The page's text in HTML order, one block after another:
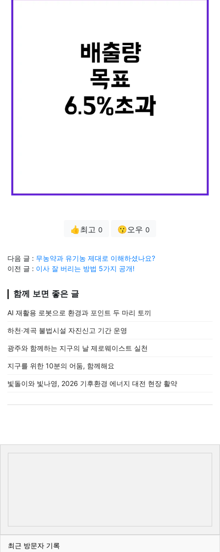
👍최고 0 😗오우 0
다음 글 : 무농약과 유기농 제대로 이해하셨나요?
이전 글 : 이사 잘 버리는 방법 5가지 공개!
함께 보면 좋은 글
AI 재활용 로봇으로 환경과 포인트 두 마리 토끼
하천·계곡 불법시설 자진신고 기간 운영
광주와 함께하는 지구의 날 제로웨이스트 실천
지구를 위한 10분의 어둠, 함께해요
빛돌이와 빛나영, 2026 기후환경 에너지 대전 현장 활약
최근 방문자 기록